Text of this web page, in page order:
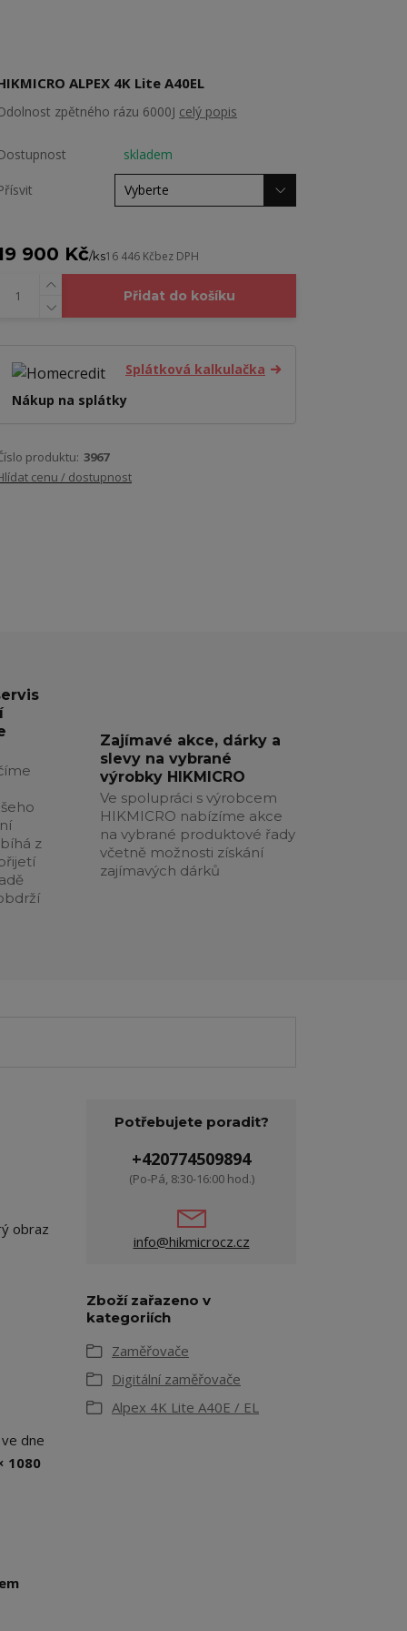
ALPEX 4K Lite A40EL
zpětného rázu 6000J celý popis
skladem
900 Kč/ks16 446 Kčbez DPH
Přidat do košíku
Splátková kalkulačka
Nákup na splátky
produktu: 3967
cenu / dostupnost
z
Zajímavé akce, dárky a
slevy na vybrané
výrobky HIKMICRO
Ve spolupráci s výrobcem
HIKMICRO nabízíme akce
na vybrané produktové řady
včetně možnosti získání
zajímavých dárků
obraz
dne
1080
Potřebujete poradit?
+420774509894
(Po-Pá, 8:30-16:00 hod.)
info@hikmicrocz.cz
Zboží zařazeno v
kategoriích
Zaměřovače
Digitální zaměřovače
Alpex 4K Lite A40E / EL